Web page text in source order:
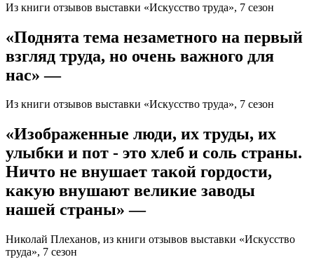
Из книги отзывов выставки «Искусство труда», 7 сезон
«Поднята тема незаметного на первый
взгляд труда, но очень важного для
нас» —
Из книги отзывов выставки «Искусство труда», 7 сезон
«Изображенные люди, их труды, их
улыбки и пот - это хлеб и соль страны.
Ничто не внушает такой гордости,
какую внушают великие заводы
нашей страны» —
Николай Плеханов, из книги отзывов выставки «Искусство
труда», 7 сезон